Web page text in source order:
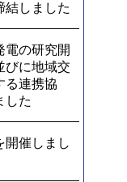
結しました
電の研究開
びに地域交
る連携協
した
開催しまし